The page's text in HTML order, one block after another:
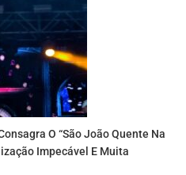
O “São João Quente Na
Impecável E Muita